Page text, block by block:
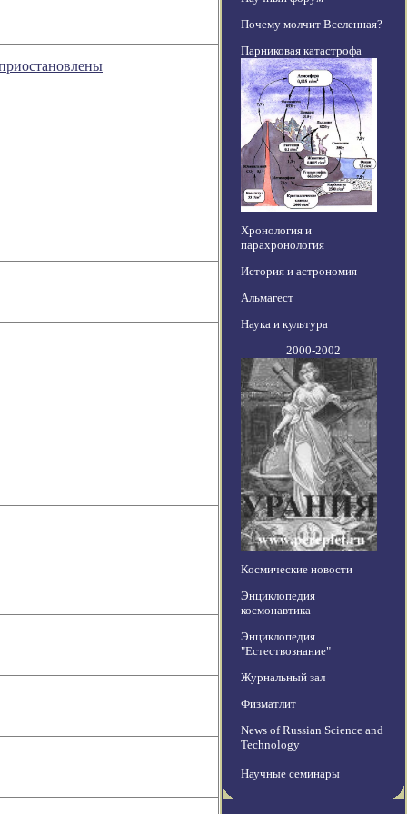
Почему молчит Вселенная?
Парниковая катастрофа
Хронология и
парахронология
История и астрономия
Альмагест
Наука и культура
2000-2002
Космические новости
Энциклопедия
космонавтика
Энциклопедия
"Естествознание"
Журнальный зал
Физматлит
News of Russian Science and
Technology
Научные семинары